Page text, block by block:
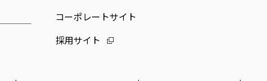
コーポレートサイト
採用サイト